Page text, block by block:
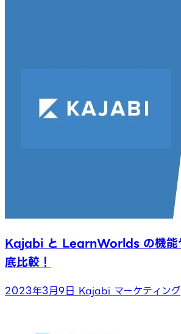
Kajabi と LearnWorlds の機能
底比較！
2023年3月9日 Kajabi マーケティング